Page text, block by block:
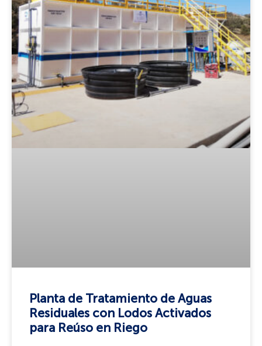
Planta de Tratamiento de Aguas
Residuales con Lodos Activados
para Reúso en Riego